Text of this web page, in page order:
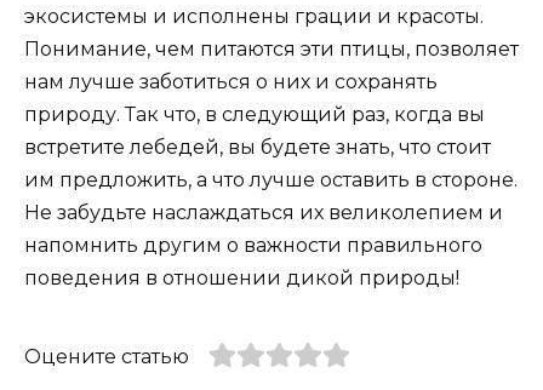
экосистемы и исполнены грации и красоты.
Понимание, чем питаются эти птицы, позволяет
нам лучше заботиться о них и сохранять
природу. Так что, в следующий раз, когда вы
встретите лебедей, вы будете знать, что стоит
им предложить, а что лучше оставить в стороне.
Не забудьте наслаждаться их великолепием и
напомнить другим о важности правильного
поведения в отношении дикой природы!
Оцените статью